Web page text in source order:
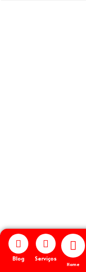
Blog Serviços
Home
Copyright © 2026